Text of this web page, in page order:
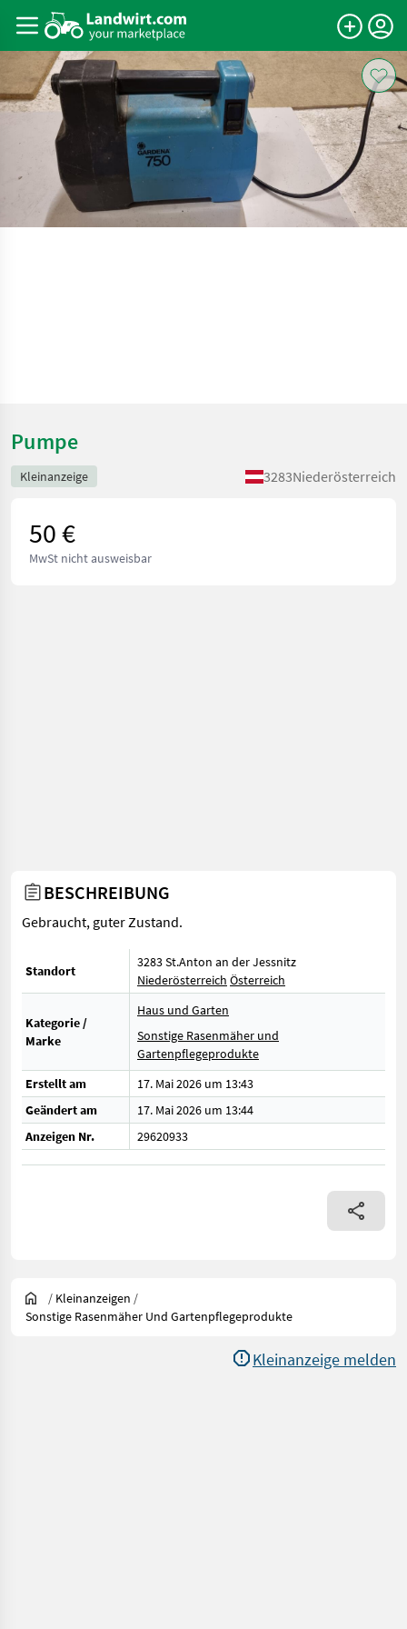
Pumpe
Kleinanzeige 3283Niederösterreich
50 €
MwSt nicht ausweisbar
BESCHREIBUNG
Gebraucht, guter Zustand.
Standort
3283 St.Anton an der Jessnitz
Niederösterreich Österreich
Kategorie /
Marke
Haus und Garten
Sonstige Rasenmäher und
Gartenpflegeprodukte
Erstellt am
17. Mai 2026 um 13:43
Geändert am
17. Mai 2026 um 13:44
Anzeigen Nr.
29620933
/ Kleinanzeigen /
Sonstige Rasenmäher Und Gartenpflegeprodukte
Kleinanzeige melden